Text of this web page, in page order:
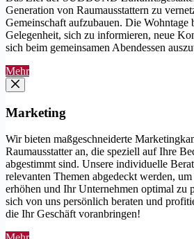
Generation von Raumausstattern zu
Gemeinschaft aufzubauen. Die Wohntage
Gelegenheit, sich zu informieren, neue
sich beim gemeinsamen Abendessen
Mehr
Marketing
Wir bieten maßgeschneiderte
Raumausstatter an, die speziell auf Ihre
abgestimmt sind. Unsere individuelle
relevanten Themen abgedeckt werden,
erhöhen und Ihr Unternehmen optimal zu
sich von uns persönlich beraten und
die Ihr Geschäft voranbringen!